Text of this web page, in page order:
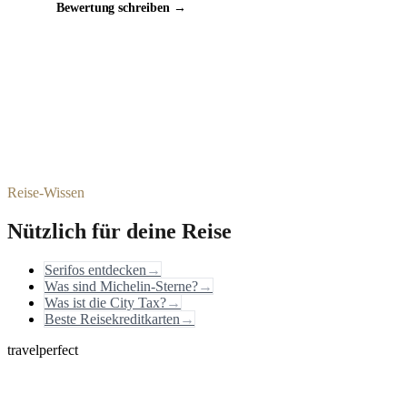
Bewertung schreiben →
Reise-Wissen
Nützlich für deine Reise
Serifos entdecken →
Was sind Michelin-Sterne?→
Was ist die City Tax?→
Beste Reisekreditkarten →
travelperfect